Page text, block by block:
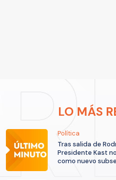
LO MÁS
Política
Tras salida de
Presidente Kast
como nuevo